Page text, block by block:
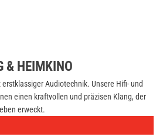
& HEIMKINO
Audiotechnik. Unsere Hifi- und
einen kraftvollen und präzisen Klang, der
erweckt.